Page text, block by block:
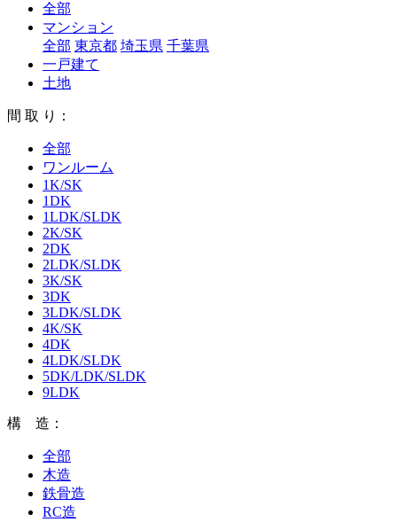
全部
マンション
全部 東京都 埼玉県 千葉県
一戸建て
土地
間 取 り：
全部
ワンルーム
1K/SK
1DK
1LDK/SLDK
2K/SK
2DK
2LDK/SLDK
3K/SK
3DK
3LDK/SLDK
4K/SK
4DK
4LDK/SLDK
5DK/LDK/SLDK
9LDK
構 造：
全部
木造
鉄骨造
RC造